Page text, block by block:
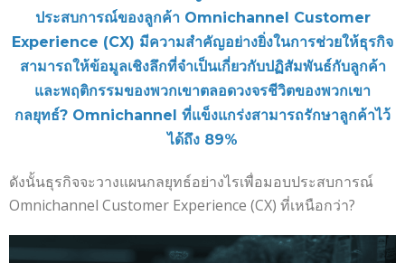
ประสบการณ์ของลูกค้า Omnichannel Customer
Experience (CX) มีความสำคัญอย่างยิ่งในการช่วยให้ธุรกิจ
สามารถให้ข้อมูลเชิงลึกที่จำเป็นเกี่ยวกับปฏิสัมพันธ์กับลูกค้า
และพฤติกรรมของพวกเขาตลอดวงจรชีวิตของพวกเขา
กลยุทธ์? Omnichannel ที่แข็งแกร่งสามารถรักษาลูกค้าไว้
ได้ถึง 89%
ดังนั้นธุรกิจจะวางแผนกลยุทธ์อย่างไรเพื่อมอบประสบการณ์
Omnichannel Customer Experience (CX) ที่เหนือกว่า?